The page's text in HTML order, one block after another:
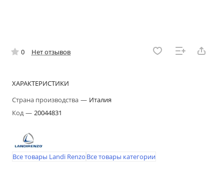
0 Нет отзывов
ХАРАКТЕРИСТИКИ
Страна производства — Италия
Код— 20044831
Все товары Landi Renzo Все товары категории